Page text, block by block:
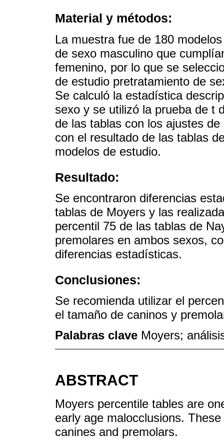
Material y métodos:
La muestra fue de 180
de sexo masculino que
femenino, por lo que se
de estudio pretratamiento de
Se calculó la estadística
sexo y se utilizó la prueba de t
de las tablas con los ajustes
con el resultado de las tablas
modelos de estudio.
Resultado:
Se encontraron diferencias
tablas de Moyers y las
percentil 75 de las tablas de
premolares en ambos sexos,
diferencias estadísticas.
Conclusiones:
Se recomienda utilizar el
el tamaño de caninos y
Palabras clave Moyers;
ABSTRACT
Moyers percentile tables are
early age malocclusions.
canines and premolars.